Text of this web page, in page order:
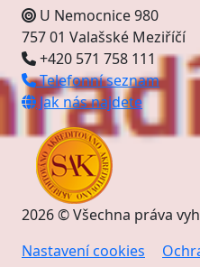
U Nemocnice 980
757 01 Valašské Meziříčí
+420 571 758 111
Telefonní seznam
Jak nás najdete
2026 © Všechna práva
Nastavení cookies